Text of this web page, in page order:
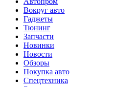
Вокруг авто
Гаджеты
Тюнинг
Запчасти
Новинки
Новости
Обзоры
Покупка авто
Спецтехника